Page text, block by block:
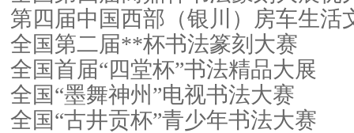
第四届中国西部（银川）房车生活
全国第二届**杯书法篆刻大赛
全国首届“四堂杯”书法精品大展
全国“墨舞神州”电视书法大赛
全国“古井贡杯”青少年书法大赛